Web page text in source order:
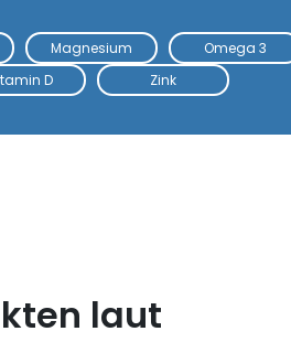
Magnesium
Omega 3
D Zink
laut